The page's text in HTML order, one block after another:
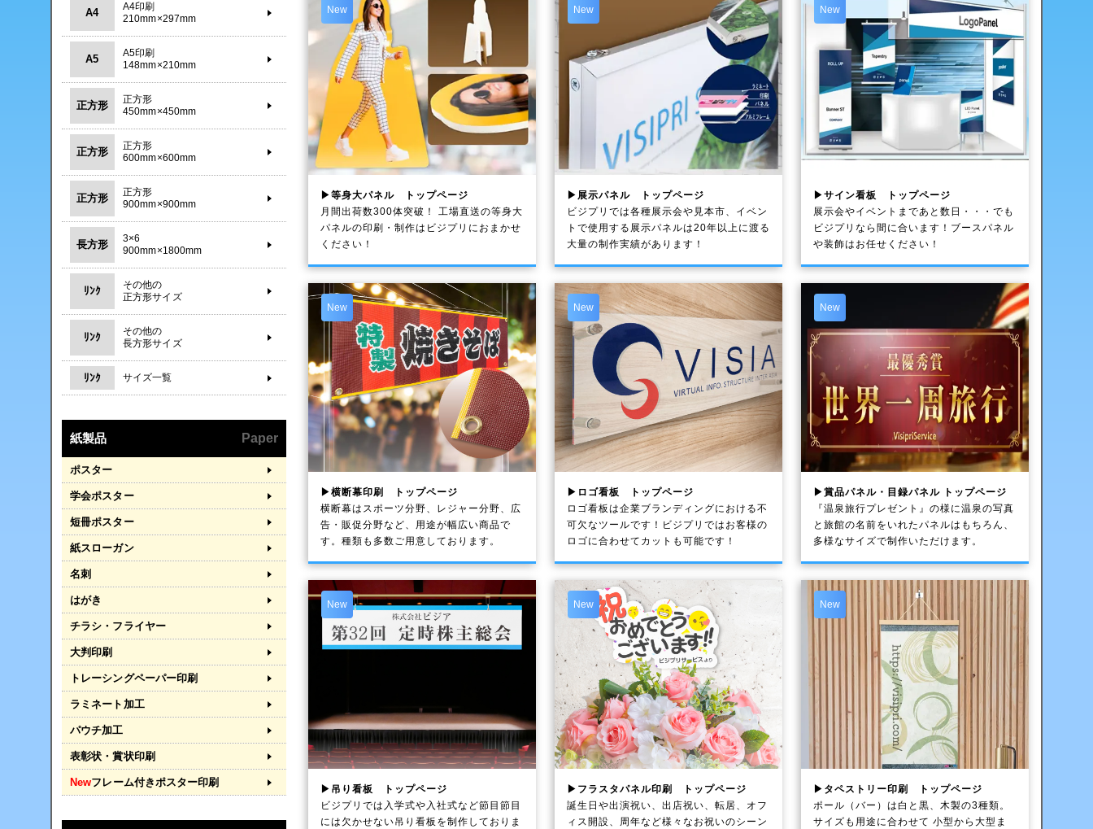
New
▶等身大パネル トップページ
月間出荷数300体突破！ 工場直送の等身大
パネルの印刷・制作は ビジプリ におまかせ
ください！
New
▶展示パネル トップページ
ビジプリでは各種展示会や見本市、イベン
トで使用する展示パネルは20年以上に渡る
大量の制作実績があります！
New
▶サイン看板 トップページ
展示会やイベントまであと数日・・・でも
ビジプリなら間に合います！ブースパネル
や装飾はお任せください！
New
▶横断幕印刷 トップページ
横断幕はスポーツ分野、レジャー分野、広
告・販促分野など、用途が幅広い商品で
す。種類も多数ご用意しております。
New
▶ロゴ看板 トップページ
ロゴ看板は企業ブランディングにおける不
可欠なツールです！ビジプリではお客様の
ロゴに合わせてカットも可能です！
New
▶賞品パネル・目録パネル トップページ
『温泉旅行プレゼント』の様に温泉の写真
と旅館の名前をいれたパネルはもちろん、
多様なサイズで制作いただけます。
New
▶吊り看板 トップページ
ビジプリでは入学式や入社式など節目節目
には欠かせない吊り看板を制作しておりま
New
▶フラスタパネル印刷 トップページ
誕生日や出演祝い、出店祝い、転居、オフ
ィス開設、周年など様々なお祝いのシーン
New
▶タペストリー印刷 トップページ
ポール（バー）は白と黒、木製の3種類。
サイズも用途に合わせて 小型から大型ま
A4
A4印刷
210mm×297mm
A5
A5印刷
148mm×210mm
正方形
正方形
450mm×450mm
正方形
正方形
600mm×600mm
正方形
正方形
900mm×900mm
長方形
3×6
900mm×1800mm
ﾘﾝｸ
その他の
正方形サイズ
ﾘﾝｸ
その他の
長方形サイズ
ﾘﾝｸ サイズ一覧
紙製品 Paper
ポスター
学会ポスター
短冊ポスター
紙スローガン
名刺
はがき
チラシ・フライヤー
大判印刷
トレーシングペーパー印刷
ラミネート加工
パウチ加工
表彰状・賞状印刷
Newフレーム付きポスター印刷